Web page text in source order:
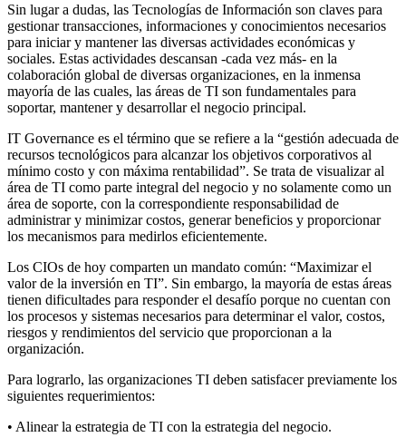
Sin lugar a dudas, las Tecnologías de Información son claves para
gestionar transacciones, informaciones y conocimientos necesarios
para iniciar y mantener las diversas actividades económicas y
sociales. Estas actividades descansan -cada vez más- en la
colaboración global de diversas organizaciones, en la inmensa
mayoría de las cuales, las áreas de TI son fundamentales para
soportar, mantener y desarrollar el negocio principal.
IT Governance es el término que se refiere a la “gestión adecuada de
recursos tecnológicos para alcanzar los objetivos corporativos al
mínimo costo y con máxima rentabilidad”. Se trata de visualizar al
área de TI como parte integral del negocio y no solamente como un
área de soporte, con la correspondiente responsabilidad de
administrar y minimizar costos, generar beneficios y proporcionar
los mecanismos para medirlos eficientemente.
Los CIOs de hoy comparten un mandato común: “Maximizar el
valor de la inversión en TI”. Sin embargo, la mayoría de estas áreas
tienen dificultades para responder el desafío porque no cuentan con
los procesos y sistemas necesarios para determinar el valor, costos,
riesgos y rendimientos del servicio que proporcionan a la
organización.
Para lograrlo, las organizaciones TI deben satisfacer previamente los
siguientes requerimientos:
• Alinear la estrategia de TI con la estrategia del negocio.